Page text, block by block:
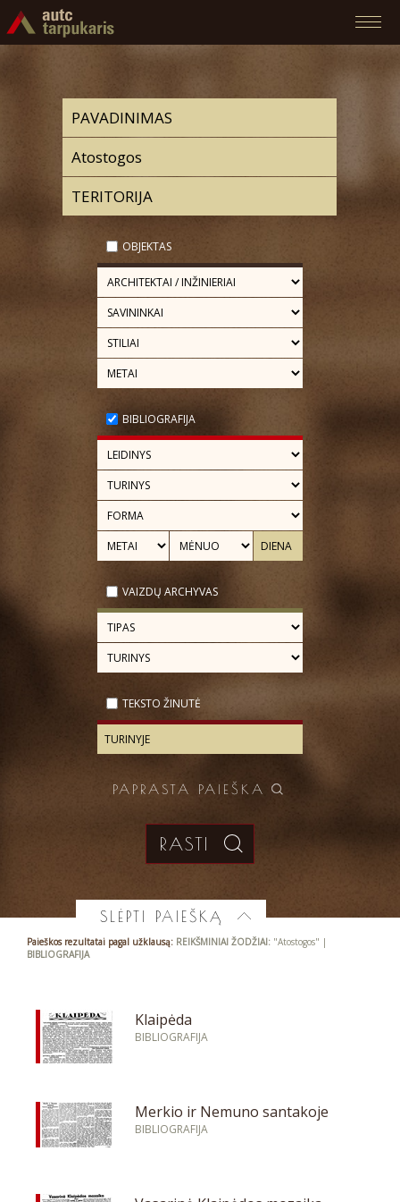
OBJEKTAS
BIBLIOGRAFIJA
VAIZDŲ ARCHYVAS
TEKSTO ŽINUTĖ
PAPRASTA PAIEŠKA
SLĖPTI PAIEŠKĄ
Paieškos rezultatai pagal užklausą: REIKŠMINIAI ŽODŽIAI: "Atostogos" |
BIBLIOGRAFIJA
Klaipėda
BIBLIOGRAFIJA
Merkio ir Nemuno santakoje
BIBLIOGRAFIJA